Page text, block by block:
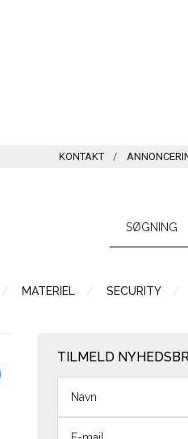
KONTAKT
MATERIEL SECURITY
TILMELD